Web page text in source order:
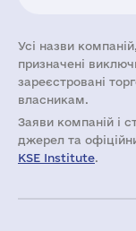
Усі назви
призначені
зареєстровані
власникам.
Заяви компаній i
джерел та
KSE Institute.